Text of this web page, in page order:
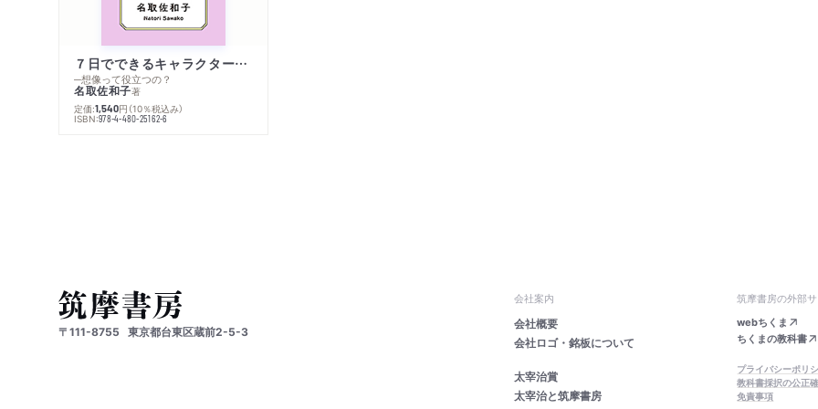
７日でできるキャラクター創作入門
─想像って役立つの？
名取佐和子著
定価:1,540円 （10％税込み）
ISBN:978-4-480-25162-6
〒111-8755 東京都台東区蔵前2-5-3
会社案内
会社概要
会社ロゴ・銘板について
太宰治賞
太宰治と筑摩書房
筑摩書房の外部サ
webちくま
ちくまの教科書
プライバシーポリ
教科書採択の公正
免責事項